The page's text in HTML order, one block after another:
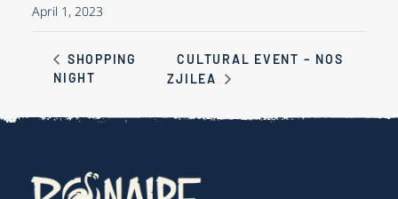
April 1, 2023
SHOPPING
NIGHT
CULTURAL EVENT – NOS
ZJILEA